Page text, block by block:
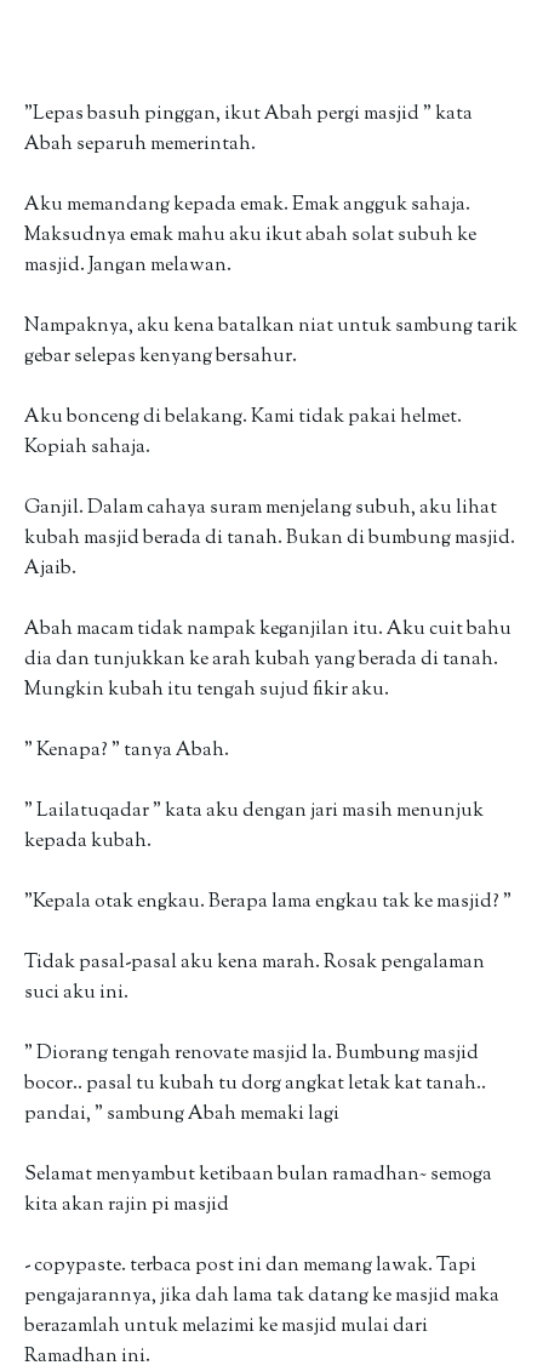
"Lepas basuh pinggan, ikut Abah pergi masjid " kata
Abah separuh memerintah.
Aku memandang kepada emak. Emak angguk sahaja.
Maksudnya emak mahu aku ikut abah solat subuh ke
masjid. Jangan melawan.
Nampaknya, aku kena batalkan niat untuk sambung tarik
gebar selepas kenyang bersahur.
Aku bonceng di belakang. Kami tidak pakai helmet.
Kopiah sahaja.
Ganjil. Dalam cahaya suram menjelang subuh, aku lihat
kubah masjid berada di tanah. Bukan di bumbung masjid.
Ajaib.
Abah macam tidak nampak keganjilan itu. Aku cuit bahu
dia dan tunjukkan ke arah kubah yang berada di tanah.
Mungkin kubah itu tengah sujud fikir aku.
" Kenapa? " tanya Abah.
" Lailatuqadar " kata aku dengan jari masih menunjuk
kepada kubah.
"Kepala otak engkau. Berapa lama engkau tak ke masjid? "
Tidak pasal-pasal aku kena marah. Rosak pengalaman
suci aku ini.
" Diorang tengah renovate masjid la. Bumbung masjid
bocor.. pasal tu kubah tu dorg angkat letak kat tanah..
pandai, " sambung Abah memaki lagi
Selamat menyambut ketibaan bulan ramadhan~ semoga
kita akan rajin pi masjid
- copypaste. terbaca post ini dan memang lawak. Tapi
pengajarannya, jika dah lama tak datang ke masjid maka
berazamlah untuk melazimi ke masjid mulai dari
Ramadhan ini.